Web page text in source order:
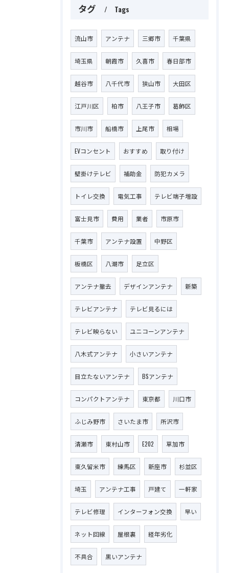
タグ Tags
流山市 アンテナ 三郷市 千葉県
埼玉県 朝霞市 久喜市 春日部市
越谷市 八千代市 狭山市 大田区
江戸川区 柏市 八王子市 葛飾区
市川市 船橋市 上尾市 相場
EVコンセント おすすめ 取り付け
壁掛けテレビ 補助金 防犯カメラ
トイレ交換 電気工事 テレビ端子増設
富士見市 費用 業者 市原市
千葉市 アンテナ設置 中野区
板橋区 八潮市 足立区
アンテナ撤去 デザインアンテナ 新築
テレビアンテナ テレビ見るには
テレビ映らない ユニコーンアンテナ
八木式アンテナ 小さいアンテナ
目立たないアンテナ BSアンテナ
コンパクトアンテナ 東京都 川口市
ふじみ野市 さいたま市 所沢市
清瀬市 東村山市 E202 草加市
東久留米市 練馬区 新座市 杉並区
埼玉 アンテナ工事 戸建て 一軒家
テレビ修理 インターフォン交換 早い
ネット回線 屋根裏 経年劣化
不具合 黒いアンテナ